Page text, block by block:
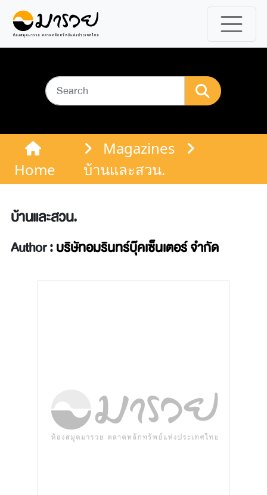
Home
Magazines
บ้านและสวน.
บ้านและสวน.
Author :บริษัทอมรินทร์บุ๊คเซ็นเตอร์ จำกัด